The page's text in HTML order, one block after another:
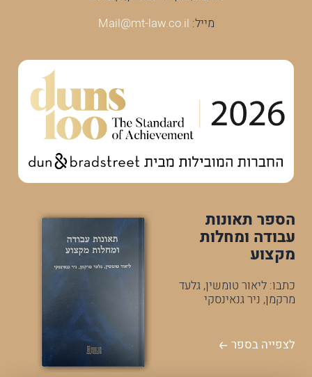
מייל: Mail@mt-law.co.il
הספר תאונות
עבודה ומחלות
מקצוע
כתבו: ליאור טומשין, גלעד
מרקמן, ניר גנאינסקי
לצפייה בספר